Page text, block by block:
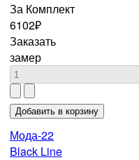
За Комплект
6102₽
Заказать
замер
Мода-22
Black Line